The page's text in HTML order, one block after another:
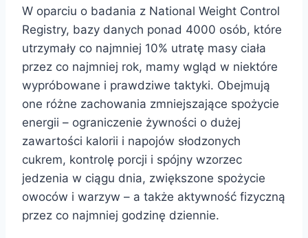
W oparciu o badania z National Weight Control
Registry, bazy danych ponad 4000 osób, które
utrzymały co najmniej 10% utratę masy ciała
przez co najmniej rok, mamy wgląd w niektóre
wypróbowane i prawdziwe taktyki. Obejmują
one różne zachowania zmniejszające spożycie
energii – ograniczenie żywności o dużej
zawartości kalorii i napojów słodzonych
cukrem, kontrolę porcji i spójny wzorzec
jedzenia w ciągu dnia, zwiększone spożycie
owoców i warzyw – a także aktywność fizyczną
przez co najmniej godzinę dziennie.